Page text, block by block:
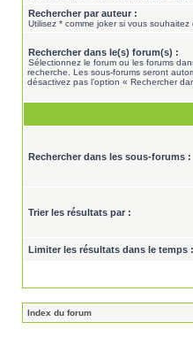
Rechercher par auteur :
Utilisez * comme joker si vous
Rechercher dans le(s) forum(s) :
Sélectionnez le forum ou les forums
recherche. Les sous-forums seront
désactivez pas l’option « Rechercher
Rechercher dans les sous-forums :
Trier les résultats par :
Limiter les résultats dans le temps :
Index du forum